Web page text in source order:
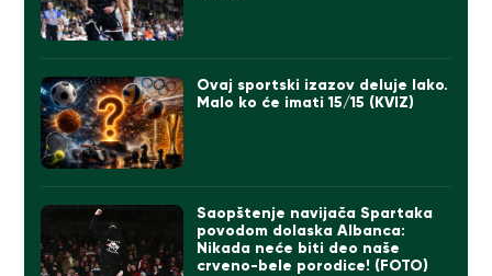
Ovaj sportski izazov deluje lako.
Malo ko će imati 15/15 (KVIZ)
Saopštenje navijača Spartaka
povodom dolaska Albanca:
Nikada neće biti deo naše
crveno-bele porodice! (FOTO)